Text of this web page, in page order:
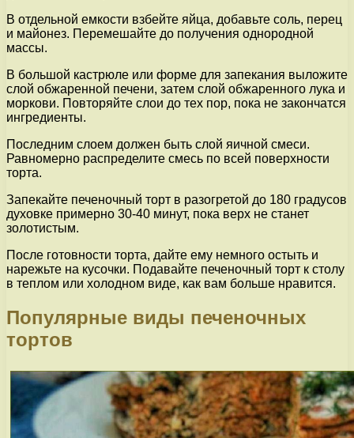
В отдельной емкости взбейте яйца, добавьте соль, перец
и майонез. Перемешайте до получения однородной
массы.
В большой кастрюле или форме для запекания выложите
слой обжаренной печени, затем слой обжаренного лука и
моркови. Повторяйте слои до тех пор, пока не закончатся
ингредиенты.
Последним слоем должен быть слой яичной смеси.
Равномерно распределите смесь по всей поверхности
торта.
Запекайте печеночный торт в разогретой до 180 градусов
духовке примерно 30-40 минут, пока верх не станет
золотистым.
После готовности торта, дайте ему немного остыть и
нарежьте на кусочки. Подавайте печеночный торт к столу
в теплом или холодном виде, как вам больше нравится.
Популярные виды печеночных
тортов